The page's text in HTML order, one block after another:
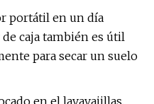
portátil en un día
caja también es útil
para secar un suelo
en el lavavajillas,